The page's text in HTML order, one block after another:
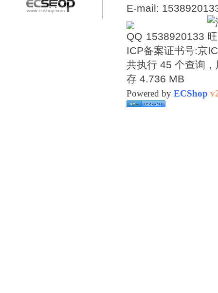
E-mail:
1538920133
ICP备案证书号:京
共执行 45 个查询
存 4.736 MB
Powered by ECShop